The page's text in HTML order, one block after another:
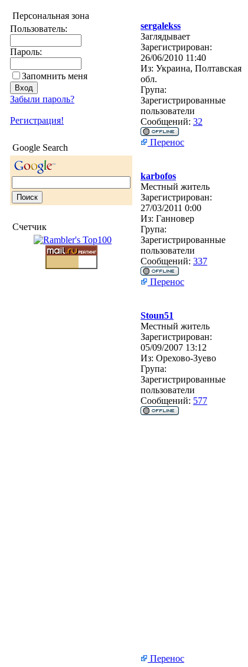
Персональная зона
Пользователь:
Пароль:
Запомнить меня
Забыли пароль?
Регистрация!
Google Search
Счетчик
sergalekss
Заглядывает
Зарегистрирован:
26/06/2010 11:40
Из: Украина, Полтавская
обл.
Група:
Зарегистрированные
пользователи
Сообщений: 32
Перенос
karbofos
Местный житель
Зарегистрирован:
27/03/2011 0:00
Из: Ганновер
Група:
Зарегистрированные
пользователи
Сообщений: 337
Перенос
Stoun51
Местный житель
Зарегистрирован:
05/09/2007 13:12
Из: Орехово-Зуево
Група:
Зарегистрированные
пользователи
Сообщений: 577
Перенос